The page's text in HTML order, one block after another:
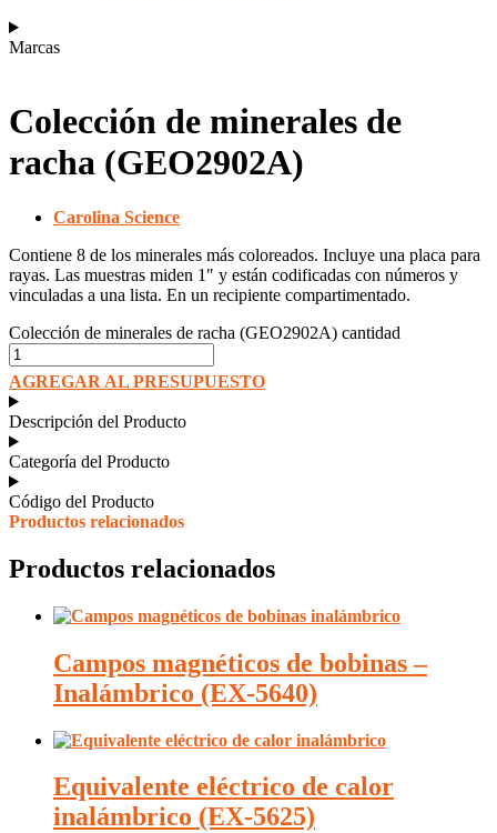
Marcas
Colección de minerales de
racha (GEO2902A)
Carolina Science
Contiene 8 de los minerales más coloreados. Incluye una placa para
rayas. Las muestras miden 1″ y están codificadas con números y
vinculadas a una lista. En un recipiente compartimentado.
Colección de minerales de racha (GEO2902A) cantidad
AGREGAR AL PRESUPUESTO
Descripción del Producto
Categoría del Producto
Código del Producto
Productos relacionados
Productos relacionados
Campos magnéticos de bobinas –
Inalámbrico (EX-5640)
Equivalente eléctrico de calor
inalámbrico (EX-5625)